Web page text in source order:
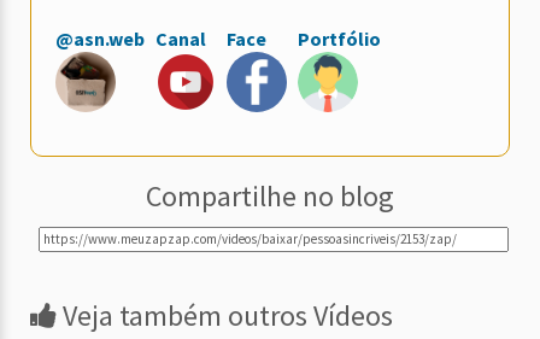
@asn.web Canal Face Portfólio
Compartilhe no blog
Veja também outros Vídeos